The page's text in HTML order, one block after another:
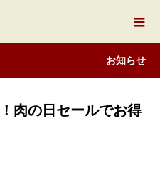
お知らせ
肉の日セールでお得